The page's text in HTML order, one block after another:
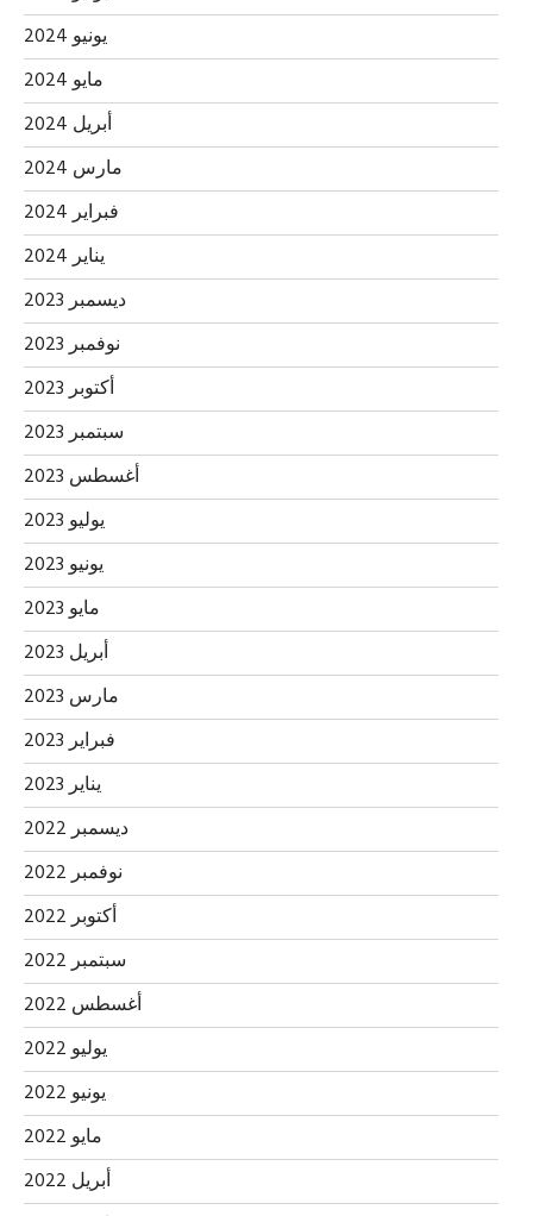
يونيو 2024
مايو 2024
أبريل 2024
مارس 2024
فبراير 2024
يناير 2024
ديسمبر 2023
نوفمبر 2023
أكتوبر 2023
سبتمبر 2023
أغسطس 2023
يوليو 2023
يونيو 2023
مايو 2023
أبريل 2023
مارس 2023
فبراير 2023
يناير 2023
ديسمبر 2022
نوفمبر 2022
أكتوبر 2022
سبتمبر 2022
أغسطس 2022
يوليو 2022
يونيو 2022
مايو 2022
أبريل 2022